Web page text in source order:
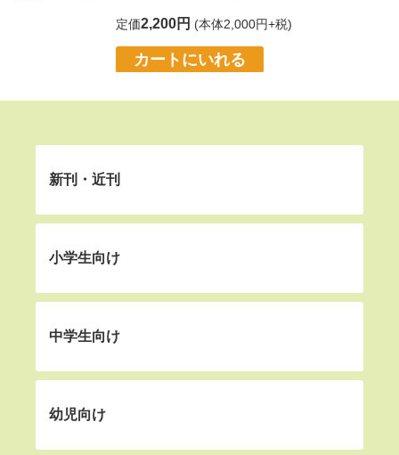
定価2,200円 (本体2,000円+税)
カートにいれる
新刊・近刊
小学生向け
中学生向け
幼児向け